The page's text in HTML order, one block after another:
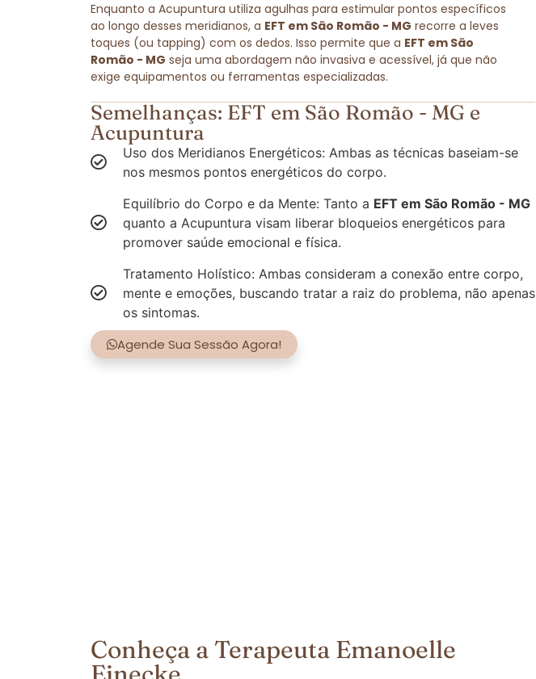
Enquanto a Acupuntura utiliza agulhas para estimular pontos específicos
ao longo desses meridianos, a EFT em São Romão - MG recorre a leves
toques (ou tapping) com os dedos. Isso permite que a EFT em São
Romão - MG seja uma abordagem não invasiva e acessível, já que não
exige equipamentos ou ferramentas especializadas.
Semelhanças: EFT em São Romão - MG e
Acupuntura
Uso dos Meridianos Energéticos: Ambas as técnicas baseiam-se
nos mesmos pontos energéticos do corpo.
Equilíbrio do Corpo e da Mente: Tanto a EFT em São Romão - MG
quanto a Acupuntura visam liberar bloqueios energéticos para
promover saúde emocional e física.
Tratamento Holístico: Ambas consideram a conexão entre corpo,
mente e emoções, buscando tratar a raiz do problema, não apenas
os sintomas.
Agende Sua Sessão Agora!
Conheça a Terapeuta Emanoelle